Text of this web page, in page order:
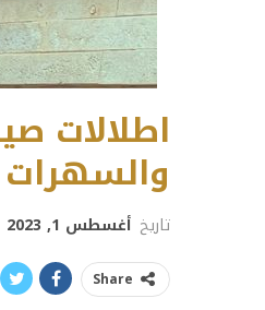
اطلالات
تاريخ أغسطس 1, 2023
Share